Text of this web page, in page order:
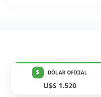
$ DÓLAR OFICIAL
U$S 1.520